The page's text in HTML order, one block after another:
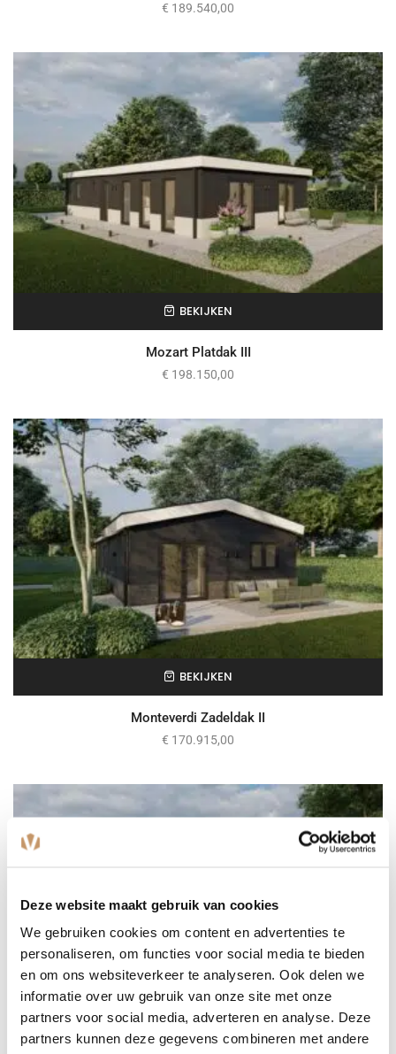
Deze website maakt gebruik van cookies
We gebruiken cookies om content en advertenties te
personaliseren, om functies voor social media te bieden
en om ons websiteverkeer te analyseren. Ook delen we
informatie over uw gebruik van onze site met onze
partners voor social media, adverteren en analyse. Deze
partners kunnen deze gegevens combineren met andere
€ 189.540,00
BEKIJKEN
Mozart Platdak III
€ 198.150,00
BEKIJKEN
Monteverdi Zadeldak II
€ 170.915,00
BEKIJKEN